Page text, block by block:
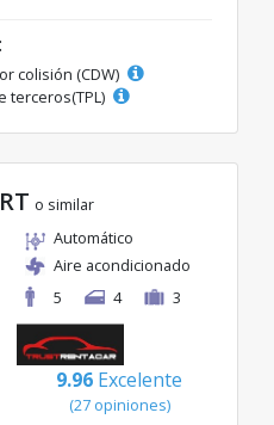
colisión (CDW)
terceros(TPL)
o similar
Automático
Aire acondicionado
5
4 3
9.96 Excelente
(27 opiniones)